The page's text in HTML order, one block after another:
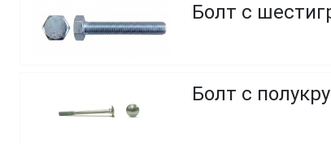
Болт с
Болт с